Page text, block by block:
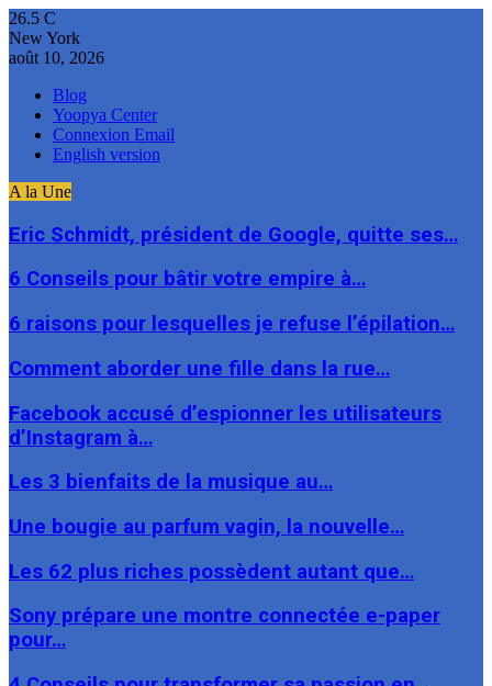
26.5 C
New York
août 10, 2026
Blog
Yoopya Center
Connexion Email
English version
A la Une
Eric Schmidt, président de Google, quitte ses…
6 Conseils pour bâtir votre empire à…
6 raisons pour lesquelles je refuse l’épilation…
Comment aborder une fille dans la rue…
Facebook accusé d’espionner les utilisateurs
d’Instagram à…
Les 3 bienfaits de la musique au…
Une bougie au parfum vagin, la nouvelle…
Les 62 plus riches possèdent autant que…
Sony prépare une montre connectée e-paper
pour…